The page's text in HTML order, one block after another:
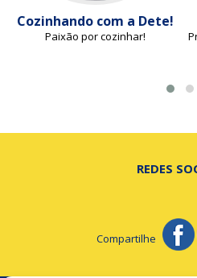
Cozinhando com a Dete!
Paixão por cozinhar!
REDES
Compartilhe